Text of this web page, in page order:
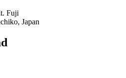
Fuji
Japan